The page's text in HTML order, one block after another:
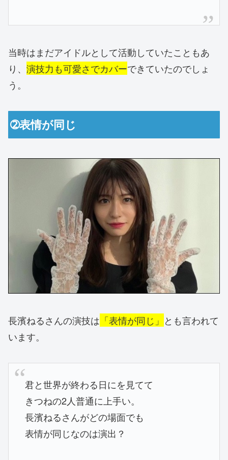
当時はまだアイドルとして活動していたこともあ
り、 演技力も可愛さでカバーできていたのでしょ
う。
➁表情が同じ
長濱ねるさんの演技は 「表情が同じ」 とも言われて
います。
君と世界が終わる日にを見てて
きつねの2人普通に上手い。
長濱ねるさんがどの場面でも
表情が同じなのは演出？